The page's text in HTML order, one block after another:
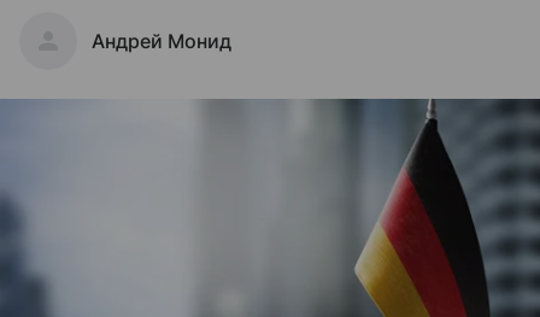
Андрей Монид